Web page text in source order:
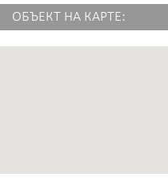
ОБЪЕКТ НА КАРТЕ: